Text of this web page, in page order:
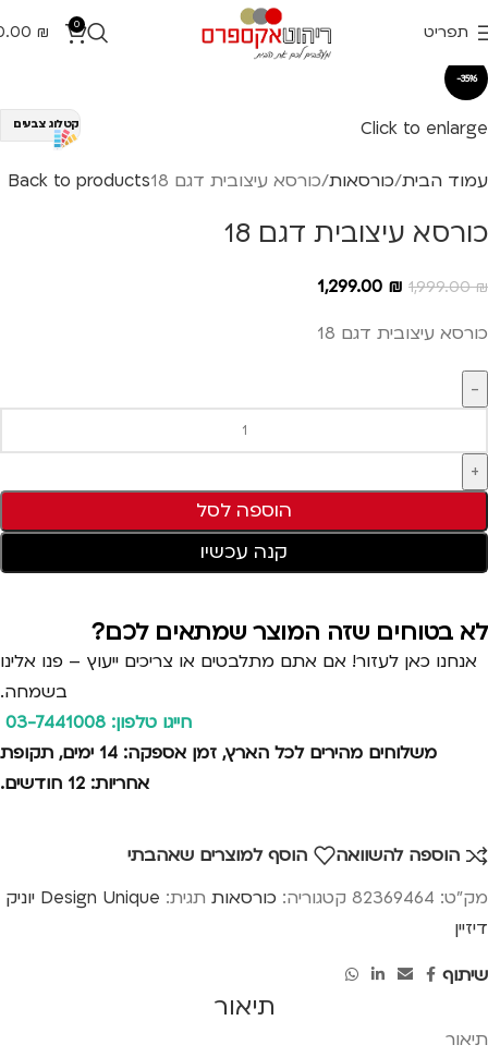
תפריט 0
₪
-35%
Click to enlarge
עמוד הבית כורסאות כורסא עיצובית דגם 18 Back to products
כורסא עיצובית דגם 18
1,999.00₪
1,299.00 ₪
כורסא עיצובית דגם 18
הוספה לסל
קנה עכשיו
לא בטוחים שזה המוצר שמתאים לכם?
אנחנו כאן לעזור! אם אתם מתלבטים או צריכים ייעוץ – פנו אלינו
בשמחה.
חייגו טלפון: 03-7441008
משלוחים מהירים לכל הארץ, זמן אספקה: 14 ימים, תקופת
אחריות: 12 חודשים.
הוספה להשוואה
הוסף למוצרים שאהבתי
מק"ט: 82369464 קטגוריה: כורסאות תגית:
Design Unique יוניק
דיזיין
שיתוף
תיאור
תיאור
קטלוג צבעים